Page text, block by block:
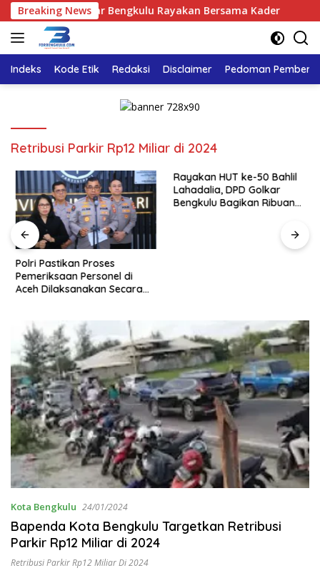
Langsung
ke
konten
Breaking News
DPD Golkar Bengkulu Rayakan Bersama Kader
Indeks Kode Etik Redaksi Disclaimer Pedoman
Retribusi Parkir Rp12 Miliar di 2024
Polri Pastikan Proses
Pemeriksaan Personel di
Aceh Dilaksanakan Secara
Rayakan HUT ke-50 Bahlil
Lahadalia, DPD Golkar
Bengkulu Bagikan Ribuan
Kota Bengkulu 24/01/2024
Bapenda Kota Bengkulu Targetkan Retribusi
Parkir Rp12 Miliar di 2024
Retribusi Parkir Rp12 Miliar Di 2024